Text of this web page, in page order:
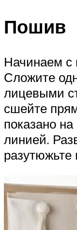
Пошив
Начинаем с
Сложите
лицевыми
сшейте
показано
линией.